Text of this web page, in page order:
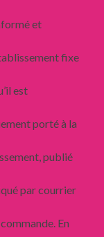
et
fixe
est
porté à la
publié
par courrier
En